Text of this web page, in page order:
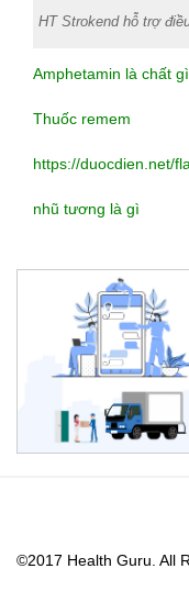
HT Strokend hỗ trợ
Amphetamin là chất gì
Thuốc remem
https://duocdien.net/
nhũ tương là gì
sinh-©2017 Health Guru . All